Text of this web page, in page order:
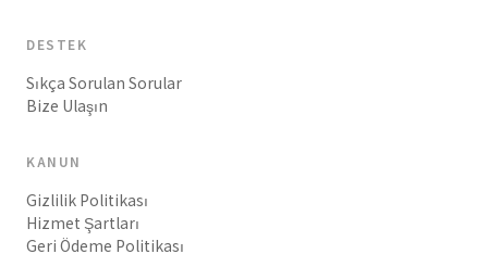
DESTEK
Sıkça Sorulan Sorular
Bize Ulaşın
KANUN
Gizlilik Politikası
Hizmet Şartları
Geri Ödeme Politikası